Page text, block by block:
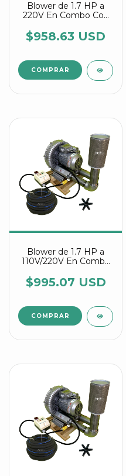
Blower de 1.7 HP a
220V En Combo Con
Conectores Estrella
Agrair
$958.63 USD
Blower de 1.7 HP a
110V/220V En Combo
Difusora Y Conectores
Estrella Agrair
$995.07 USD